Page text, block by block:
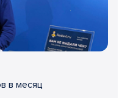
в месяц